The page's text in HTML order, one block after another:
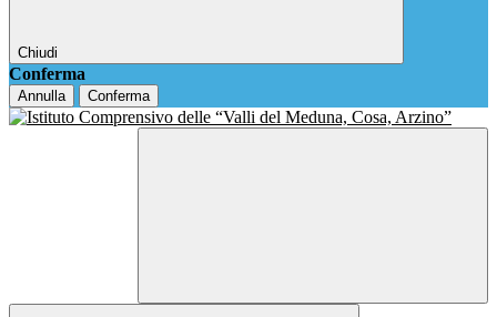
Chiudi
Conferma
Annulla Conferma